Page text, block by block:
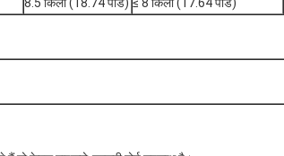
8.5 किलो (18.74 पौंड) ≤ 8 किलो (17.64 पौंड)